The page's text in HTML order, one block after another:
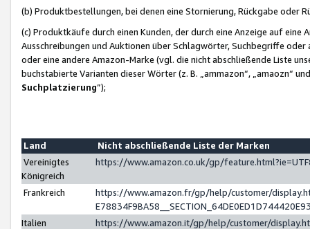
(b) Produktbestellungen, bei denen eine Stornierung, Rückgabe oder
(c) Produktkäufe durch einen Kunden, der durch eine Anzeige auf
Ausschreibungen und Auktionen über Schlagwörter, Suchbegriffe
oder eine andere Amazon-Marke (vgl. die nicht abschließende Liste
buchstabierte Varianten dieser Wörter (z. B. „ammazon“, „amaozn“
Suchplatzierung”);
Land
Nicht abschließende Liste der Marken
Vereinigtes
Königreich
https://www.amazon.co.uk/gp/
Frankreich
https://www.amazon.fr/gp/help/customer/
Italien
https://www.amazon.it/gp/help/customer/